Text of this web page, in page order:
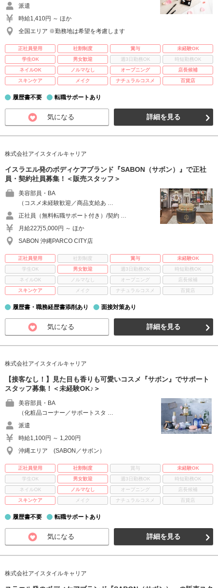
派遣
時給1,410円 ～ ほか
全国エリア ※勤務地は希望を考慮します
正社員登用 社割制度 賞与
未経験OK
学生OK
男女歓迎 週3日勤務OK
時短勤務OK
ネイルOK
ノルマなし オープニング
店長候補
スキンケア
メイク ナチュラルコスメ 百貨店
履歴書不要 転職サポートあり
気になる 詳細を見る
株式会社アイスタイルキャリア
イスラエル発のボディケアブランド『SABON（サボン）』で正社
員・契約社員募集！＜販売スタッフ＞
美容部員・BA
（コスメ未経験歓迎／商品支給あ …
正社員（無料転職サポート付き）/契約 …
月給22万5,000円 ～ ほか
SABON 沖縄PARCO CITY店
正社員登用 社割制度 賞与
未経験OK
学生OK
男女歓迎 週3日勤務OK
時短勤務OK
ネイルOK
ノルマなし オープニング
店長候補
スキンケア
メイク ナチュラルコスメ 百貨店
履歴書・職務経歴書添削あり 面接対策あり
気になる 詳細を見る
株式会社アイスタイルキャリア
【接客なし！】見た目も香りも可愛いコスメ『サボン』でサポート
スタッフ募集！＜未経験OK♪＞
美容部員・BA
（化粧品コーナー／サポートスタ …
派遣
時給1,100円 ～ 1,200円
沖縄エリア (SABON／サボン）
正社員登用 社割制度 賞与
未経験OK
学生OK
男女歓迎 週3日勤務OK
時短勤務OK
ネイルOK
ノルマなし オープニング
店長候補
スキンケア
メイク ナチュラルコスメ 百貨店
履歴書不要 転職サポートあり
気になる 詳細を見る
株式会社アイスタイルキャリア